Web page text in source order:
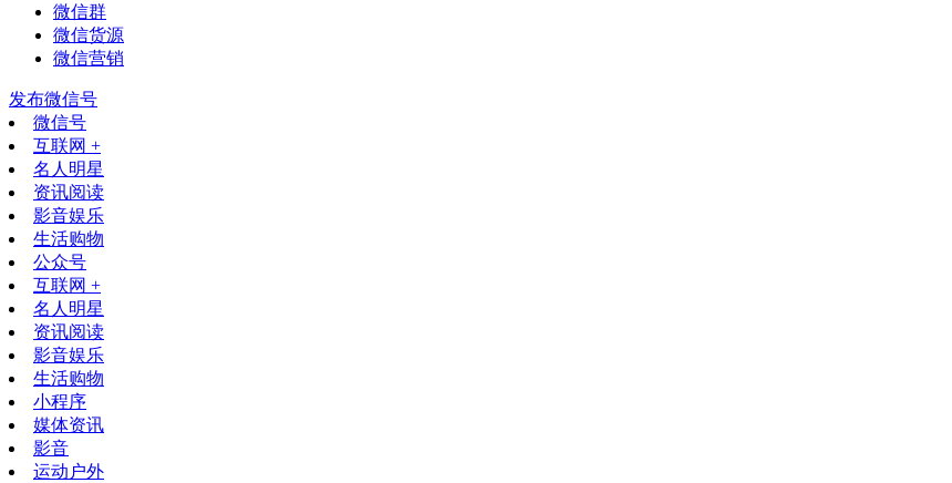
微信群
微信货源
微信营销
发布微信号
微信号
互联网 +
名人明星
资讯阅读
影音娱乐
生活购物
公众号
互联网 +
名人明星
资讯阅读
影音娱乐
生活购物
小程序
媒体资讯
影音
运动户外